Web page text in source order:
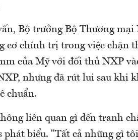
Bộ trưởng Bộ Thương mại
cơ chính trị trong việc chặn
của Mỹ với đối thủ NXP
nhưng đã rút lui sau khi
chuẩn.
liên quan gì đến tranh
phát biểu. "Tất cả những gì